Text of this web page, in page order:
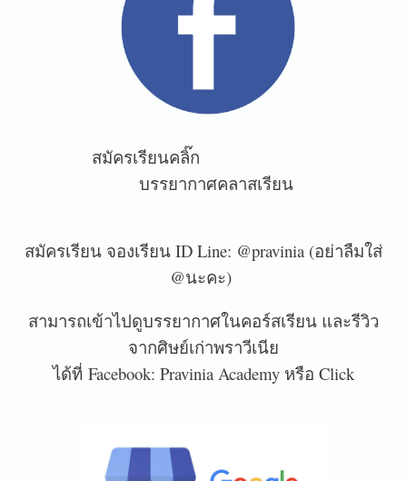
สมัครเรียนคลิ๊ก
บรรยากาศคลาสเรียน
สมัครเรียน จองเรียน ID Line: @pravinia (อย่าลืมใส่
@นะคะ)
สามารถเข้าไปดูบรรยากาศในคอร์สเรียน และรีวิว
จากศิษย์เก่าพราวีเนีย
ได้ที่ Facebook: Pravinia Academy หรือ Click